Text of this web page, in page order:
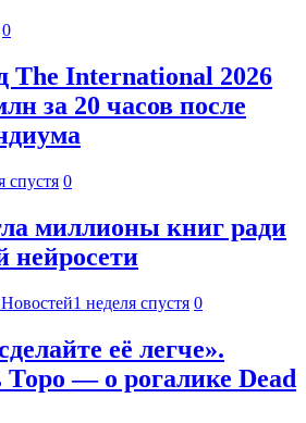
0
The International 2026
за 20 часов после
спустя 0
миллионы книг ради
нейросети
1 неделя спустя 0
её легче».
Торо — о рогалике Dead